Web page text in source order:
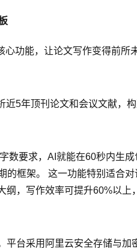
功能，让论文写作变得前所
5年顶刊论文和会议文献，
数要求，AI就能在60秒内生
的框架。 这一功能特别适合
，写作效率可提升60%以上
台采用阿里云安全存储与